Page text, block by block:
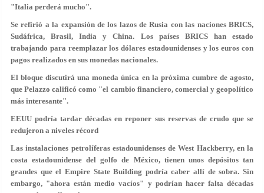
"Italia perderá mucho".
Se refirió a la expansión de los lazos de Rusia con las naciones BRICS,
Sudáfrica, Brasil, India y China. Los países BRICS han estado
trabajando para reemplazar los dólares estadounidenses y los euros con
pagos realizados en sus monedas nacionales.
El bloque discutirá una moneda única en la próxima cumbre de agosto,
que Pelazzo calificó como "el cambio financiero, comercial y geopolítico
más interesante".
EEUU podría tardar décadas en reponer sus reservas de crudo que se
redujeron a niveles récord
Las instalaciones petrolíferas estadounidenses de West Hackberry, en la
costa estadounidense del golfo de México, tienen unos depósitos tan
grandes que el Empire State Building podría caber allí de sobra. Sin
embargo, "ahora están medio vacíos" y podrían hacer falta décadas